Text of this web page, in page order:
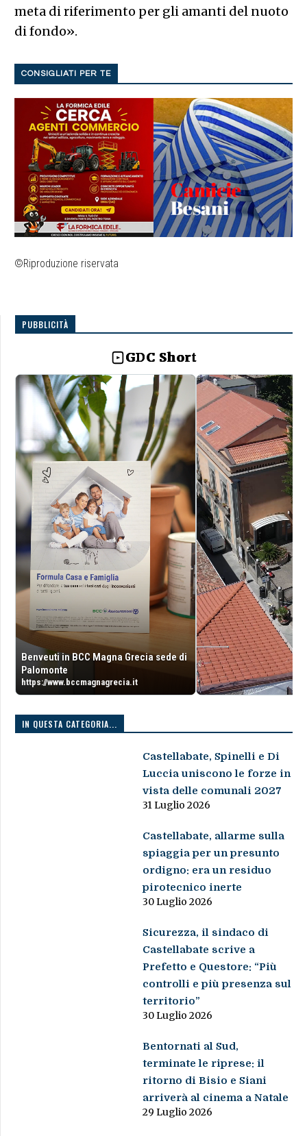
meta di riferimento per gli amanti del nuoto
di fondo».
CONSIGLIATI PER TE
©Riproduzione riservata
PUBBLICITÀ
GDC Short
Benveuti in BCC Magna Grecia sede di
Palomonte
https://www.bccmagnagrecia.it
IN QUESTA CATEGORIA...
Castellabate, Spinelli e Di
Luccia uniscono le forze in
vista delle comunali 2027
31 Luglio 2026
Castellabate, allarme sulla
spiaggia per un presunto
ordigno: era un residuo
pirotecnico inerte
30 Luglio 2026
Sicurezza, il sindaco di
Castellabate scrive a
Prefetto e Questore: “Più
controlli e più presenza sul
territorio”
30 Luglio 2026
Bentornati al Sud,
terminate le riprese: il
ritorno di Bisio e Siani
arriverà al cinema a Natale
29 Luglio 2026